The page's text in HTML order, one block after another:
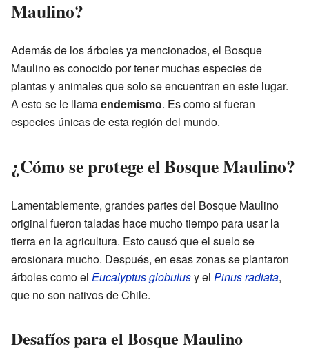
Maulino?
Además de los árboles ya mencionados, el Bosque
Maulino es conocido por tener muchas especies de
plantas y animales que solo se encuentran en este lugar.
A esto se le llamaendemismo. Es como si fueran
especies únicas de esta región del mundo.
¿Cómo se protege el Bosque Maulino?
Lamentablemente, grandes partes del Bosque Maulino
original fueron taladas hace mucho tiempo para usar la
tierra en la agricultura. Esto causó que el suelo se
erosionara mucho. Después, en esas zonas se plantaron
árboles como el Eucalyptus globulusy el Pinus radiata,
que no son nativos de Chile.
Desafíos para el Bosque Maulino